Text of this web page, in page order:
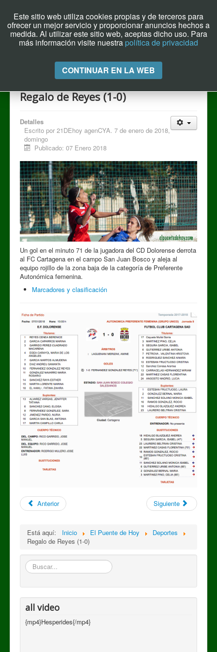
Archivo el Puente de Hoy
Cambiar
navegación
Regalo de Reyes (1-0)
Detalles
Escrito por 21DEhoy agenCYA. 7 de enero de 2018,
domingo
Publicado: 07 Enero 2018
Un gol en el minuto 71 de la jugadora del CD Dolorense derrota
al FC Cartagena en el campo San Juan Bosco y aleja al
equipo rojillo de la zona baja de la categoría de Preferente
Autonómica femenina.
Marcadores y clasificación
Anterior Siguiente
Está aquí: Inicio El Puente de Hoy
Deportes
Regalo de Reyes (1-0)
Buscar
all video
{mp4}Hesperides{/mp4}
Este sitio web utiliza cookies propias y de terceros para
ofrecer un mejor servicio y proporcionar anuncios hechos a
medida. Al utilizar este sitio web, aceptas dicho uso. Para
más información visite nuestra política de privacidad
CONTINUAR EN LA WEB